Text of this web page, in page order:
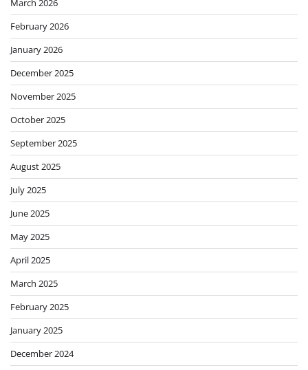
March 2026
February 2026
January 2026
December 2025
November 2025
October 2025
September 2025
August 2025
July 2025
June 2025
May 2025
April 2025
March 2025
February 2025
January 2025
December 2024